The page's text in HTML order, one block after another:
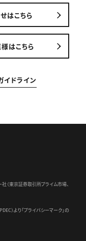
はこちら
はこちら
イドライン
社（東京証券取引所プライム市場、
）より 「プライバシーマーク」の